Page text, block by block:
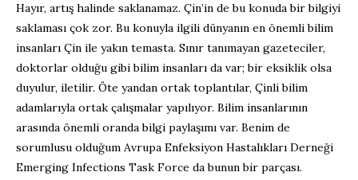
Hayır, artış halinde saklanamaz. Çin’in de bu konuda bir bilgiyi
saklaması çok zor. Bu konuyla ilgili dünyanın en önemli bilim
insanları Çin ile yakın temasta. Sınır tanımayan gazeteciler,
doktorlar olduğu gibi bilim insanları da var; bir eksiklik olsa
duyulur, iletilir. Öte yandan ortak toplantılar, Çinli bilim
adamlarıyla ortak çalışmalar yapılıyor. Bilim insanlarının
arasında önemli oranda bilgi paylaşımı var. Benim de
sorumlusu olduğum Avrupa Enfeksiyon Hastalıkları Derneği
Emerging Infections Task Force da bunun bir parçası.